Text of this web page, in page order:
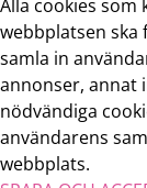
Alla cookies som
webbplatsen ska
samla in
annonser, annat
nödvändiga
användarens
webbplats.